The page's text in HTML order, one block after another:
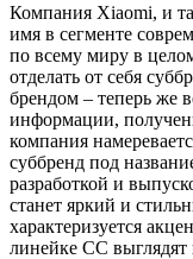
Компания Xiaomi, и
имя в сегменте
по всему миру в
отделать от себя
брендом – теперь же
информации,
компания
суббренд под
разработкой и
станет яркий и
характеризуется
линейке CC